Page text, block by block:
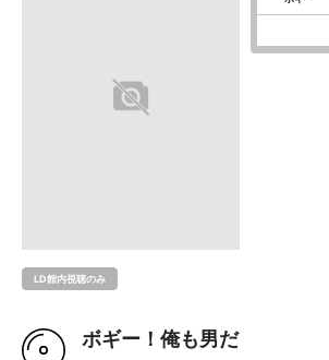
LD館内視聴のみ
ボギー！俺も男だ